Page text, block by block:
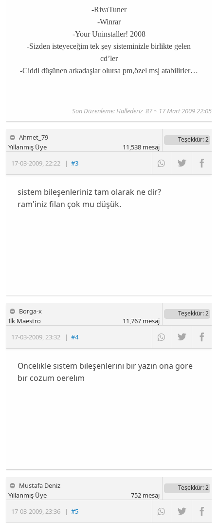
-RivaTuner
-Winrar
-Your Uninstaller! 2008
-Sizden isteyeceğim tek şey sisteminizle birlikte gelen
cd’ler
-Ciddi düşünen arkadaşlar olursa pm,özel msj atabilirler…
Son Düzenleme: Hallederiz_87 ~ 17 Mart 2009 22:05
Ahmet_79
17-03-2009,22:22 |#3
Yıllanmış Üye
Teşekkür: 2
11,538mesaj
sistem bileşenleriniz tam olarak ne dir?
ram'iniz filan çok mu düşük.
Borga-x
17-03-2009,23:32 |#4
İlk Maestro
Teşekkür: 2
11,767mesaj
Oncelıkle sıstem bıleşenlerını bır yazın ona gore
bır cozum oerelım
Mustafa Deniz
17-03-2009,23:36 |#5
Yıllanmış Üye
Teşekkür: 2
752mesaj